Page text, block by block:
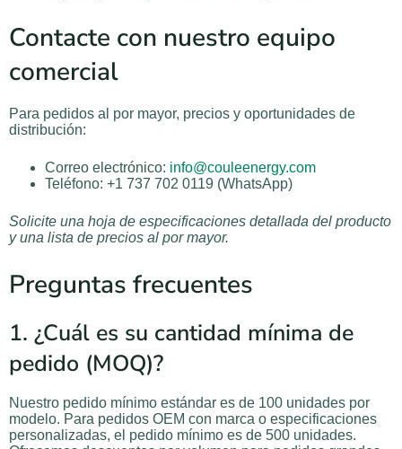
Contacte con nuestro equipo
comercial
Para pedidos al por mayor, precios y oportunidades de
distribución:
Correo electrónico: info@couleenergy.com
Teléfono: +1 737 702 0119 (WhatsApp)
Solicite una hoja de especificaciones detallada del producto
y una lista de precios al por mayor.
Preguntas frecuentes
1. ¿Cuál es su cantidad mínima de
pedido (MOQ)?
Nuestro pedido mínimo estándar es de 100 unidades por
modelo. Para pedidos OEM con marca o especificaciones
personalizadas, el pedido mínimo es de 500 unidades.